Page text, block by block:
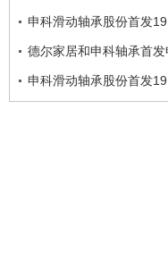
申科滑动轴承股份首发
德尔家居和申科轴承首
申科滑动轴承股份首发